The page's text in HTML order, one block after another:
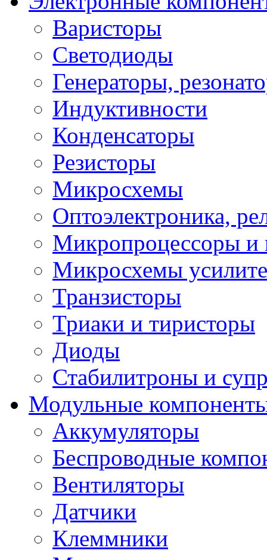
Варисторы
Светодиоды
Генераторы,
Индуктивности
Конденсаторы
Резисторы
Микросхемы
Оптоэлектроника,
Микропроцессоры и
Микросхемы
Транзисторы
Триаки и тиристоры
Диоды
Стабилитроны и
Модульные
Аккумуляторы
Беспроводные
Вентиляторы
Датчики
Клеммники